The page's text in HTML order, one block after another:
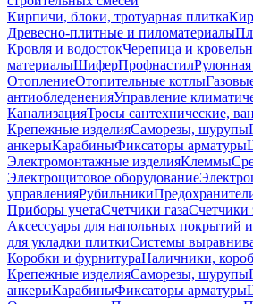
Кирпичи, блоки, тротуарная плитка
Древесно-плитные и пиломатериалы
Кровля и водостокЧерепица и
материалыШиферПрофнастил
ОтоплениеОтопительные котлы
антиобледененияУправление
КанализацияТросы сантехнические,
Крепежные изделияСаморезы, шурупы
анкерыКарабиныФиксаторы арматуры
Электромонтажные изделияКлеммы
Электрощитовое оборудование
управленияРубильники
Приборы учетаСчетчики газаСчетчики
Аксессуары для напольных покрытий
для укладки плиткиСистемы
Коробки и фурнитураНаличники,
Крепежные изделияСаморезы, шурупы
анкерыКарабиныФиксаторы арматуры